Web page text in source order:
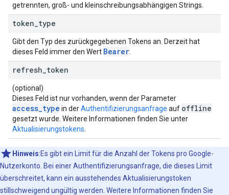
getrennten, groß- und kleinschreibungsabhängigen Strings.
token type
Gibt den Typ des zurückgegebenen Tokens an. Derzeit hat
dieses Feld immer den Wert Bearer
refresh token
(optional)
Dieses Feld ist nur vorhanden, wenn der Parameter
access_type in derAuthentifizierungsanfrage auf offline
gesetzt wurde. Weitere Informationen finden Sie unter
Aktualisierungstokens
Hinweis:Es gibt ein Limit für die Anzahl der Tokens pro Google-
Nutzerkonto. Bei einer Authentifizierungsanfrage, die dieses Limit
überschreitet, kann ein ausstehendes Aktualisierungstoken
stillschweigend ungültig werden. Weitere Informationen finden Sie